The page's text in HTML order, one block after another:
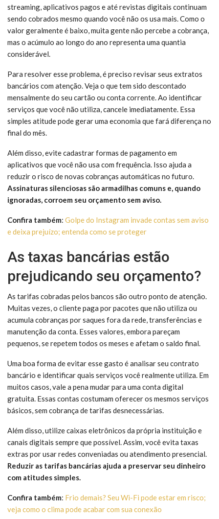
streaming, aplicativos pagos e até revistas digitais continuam
sendo cobrados mesmo quando você não os usa mais. Como o
valor geralmente é baixo, muita gente não percebe a cobrança,
mas o acúmulo ao longo do ano representa uma quantia
considerável.
Para resolver esse problema, é preciso revisar seus extratos
bancários com atenção. Veja o que tem sido descontado
mensalmente do seu cartão ou conta corrente. Ao identificar
serviços que você não utiliza, cancele imediatamente. Essa
simples atitude pode gerar uma economia que fará diferença no
final do mês.
Além disso, evite cadastrar formas de pagamento em
aplicativos que você não usa com frequência. Isso ajuda a
reduzir o risco de novas cobranças automáticas no futuro.
Assinaturas silenciosas são armadilhas comuns e, quando
ignoradas, corroem seu orçamento sem aviso.
Confira também: Golpe do Instagram invade contas sem aviso
e deixa prejuízo; entenda como se proteger
As taxas bancárias estão
prejudicando seu orçamento?
As tarifas cobradas pelos bancos são outro ponto de atenção.
Muitas vezes, o cliente paga por pacotes que não utiliza ou
acumula cobranças por saques fora da rede, transferências e
manutenção da conta. Esses valores, embora pareçam
pequenos, se repetem todos os meses e afetam o saldo final.
Uma boa forma de evitar esse gasto é analisar seu contrato
bancário e identificar quais serviços você realmente utiliza. Em
muitos casos, vale a pena mudar para uma conta digital
gratuita. Essas contas costumam oferecer os mesmos serviços
básicos, sem cobrança de tarifas desnecessárias.
Além disso, utilize caixas eletrônicos da própria instituição e
canais digitais sempre que possível. Assim, você evita taxas
extras por usar redes conveniadas ou atendimento presencial.
Reduzir as tarifas bancárias ajuda a preservar seu dinheiro
com atitudes simples.
Confira também: Frio demais? Seu Wi-Fi pode estar em risco;
veja como o clima pode acabar com sua conexão